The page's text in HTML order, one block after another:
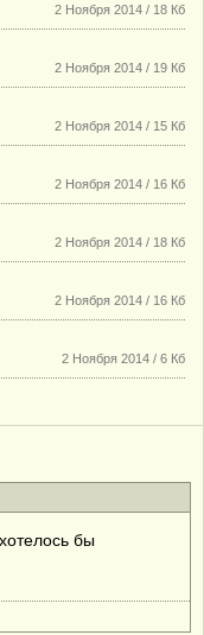
2 Ноября 2014 / 18 Кб
2 Ноября 2014 / 19 Кб
2 Ноября 2014 / 15 Кб
2 Ноября 2014 / 16 Кб
2 Ноября 2014 / 18 Кб
2 Ноября 2014 / 16 Кб
2 Ноября 2014 / 6 Кб
бы